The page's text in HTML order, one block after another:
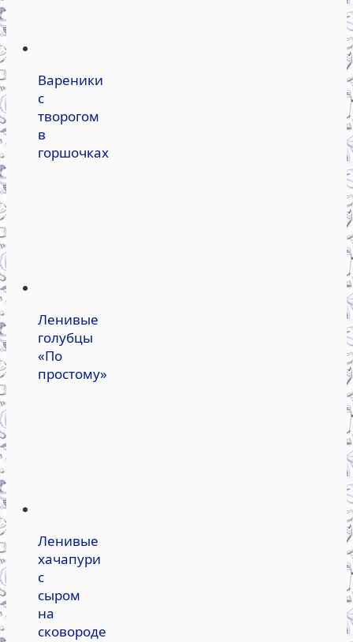
Вареники
с
творогом
в
горшочках
Ленивые
голубцы
«По
простому»
Ленивые
хачапури
с
сыром
на
сковороде